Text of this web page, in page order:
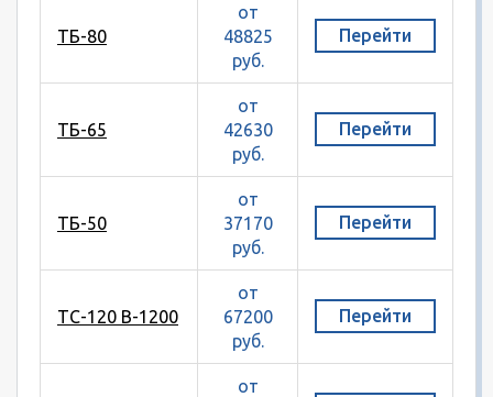
ТБ-80
от
48825
руб.
Перейти
ТБ-65
от
42630
руб.
Перейти
ТБ-50
от
37170
руб.
Перейти
ТС-120 В-1200
от
67200
руб.
Перейти
от